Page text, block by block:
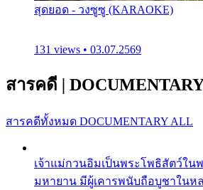
สุดยอด - วงซูซู (KARAOKE)
131 views • 03.07.2569
สารคดี |
สารคดีทั้งหมด DOCUMENTARY ALL
เจ้าแม่กวนอิมเป็นพระโพธิสัตว์ใน
มหายาน มีผู้เคารพนับถือบูชาในห